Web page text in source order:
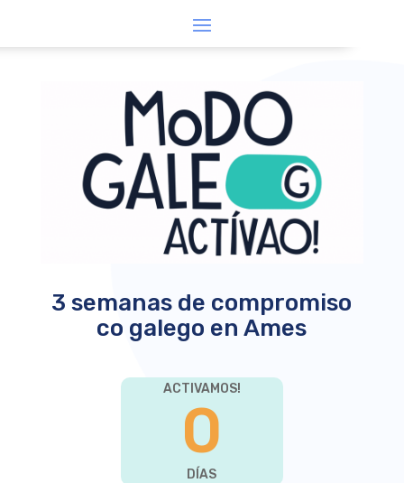
3 semanas de compromiso
co galego en Ames
ACTIVAMOS!
0
DÍAS